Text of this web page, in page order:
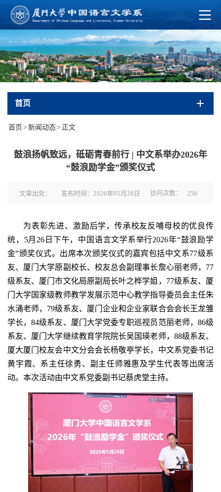
首页
首页 > 新闻动态> 正文
鼓浪扬帆致远，砥砺青春前行 | 中文系举办2026年
“鼓浪励学金”颁奖仪式
文章出处： 发布时间：2026年05月28日 访问次数： 256
为表彰先进、激励后学，传承校友反哺母校的优良传
统，5月26日下午，中国语言文学系举行2026年“鼓浪励学
金”颁奖仪式。出席本次颁奖仪式的嘉宾包括中文系77级系
友、厦门大学原副校长、校友总会副理事长詹心丽老师，77
级系友、厦门市文化局原副局长叶之桦学姐，77级系友、厦
门大学国家级教师教学发展示范中心教学指导委员会主任朱
水涌老师，79级系友、厦门企业和企业家联合会会长王龙雏
学长，84级系友、厦门大学党委专职巡视员范丽老师，86级
系友、厦门大学继续教育学院院长吴国瑛老师，88级系友、
厦大厦门校友会中文分会会长杨敬亭学长，中文系党委书记
黄宇霞、系主任徐勇、副主任师雅惠及学生代表等出席活
动。本次活动由中文系党委副书记蔡虎堂主持。